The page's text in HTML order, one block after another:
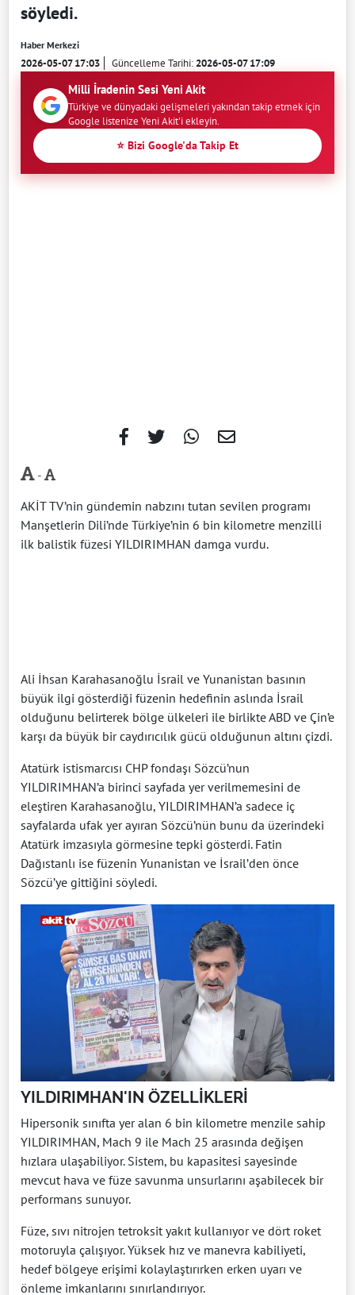
söyledi.
Haber Merkezi
2026-05-07 17:03 Güncelleme Tarihi:2026-05-07 17:09
Milli İradenin Sesi Yeni Akit
Türkiye ve dünyadaki gelişmeleri yakından takip etmek için
Google listenize Yeni Akit'i ekleyin.
⭐ Bizi Google'da Takip Et
-
AKİT TV’nin gündemin nabzını tutan sevilen programı
Manşetlerin Dili’nde Türkiye’nin 6 bin kilometre menzilli
ilk balistik füzesi YILDIRIMHAN damga vurdu.
Ali İhsan Karahasanoğlu İsrail ve Yunanistan basının
büyük ilgi gösterdiği füzenin hedefinin aslında İsrail
olduğunu belirterek bölge ülkeleri ile birlikte ABD ve Çin’e
karşı da büyük bir caydırıcılık gücü olduğunun altını çizdi.
Atatürk istismarcısı CHP fondaşı Sözcü’nun
YILDIRIMHAN’a birinci sayfada yer verilmemesini de
eleştiren Karahasanoğlu, YILDIRIMHAN’a sadece iç
sayfalarda ufak yer ayıran Sözcü’nün bunu da üzerindeki
Atatürk imzasıyla görmesine tepki gösterdi. Fatin
Dağıstanlı ise füzenin Yunanistan ve İsrail’den önce
Sözcü’ye gittiğini söyledi.
YILDIRIMHAN'IN ÖZELLİKLERİ
Hipersonik sınıfta yer alan 6 bin kilometre menzile sahip
YILDIRIMHAN, Mach 9 ile Mach 25 arasında değişen
hızlara ulaşabiliyor. Sistem, bu kapasitesi sayesinde
mevcut hava ve füze savunma unsurlarını aşabilecek bir
performans sunuyor.
Füze, sıvı nitrojen tetroksit yakıt kullanıyor ve dört roket
motoruyla çalışıyor. Yüksek hız ve manevra kabiliyeti,
hedef bölgeye erişimi kolaylaştırırken erken uyarı ve
önleme imkanlarını sınırlandırıyor.